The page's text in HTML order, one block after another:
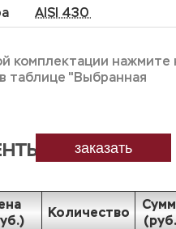
AISI 430
комплектации нажмите
таблице "Выбранная
заказать
Количество